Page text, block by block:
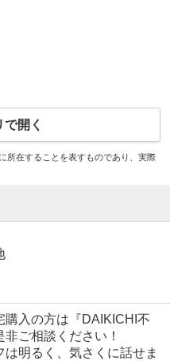
開く
所在することを表すものであり、実際
購入の方は『DAIKICHI不
ご相談ください！
は明るく、気さくに話せま